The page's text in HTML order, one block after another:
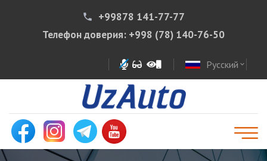
phone
+99878 141-77-77
Телефон доверия: +998 (78) 140-76-50
Русский expand_more